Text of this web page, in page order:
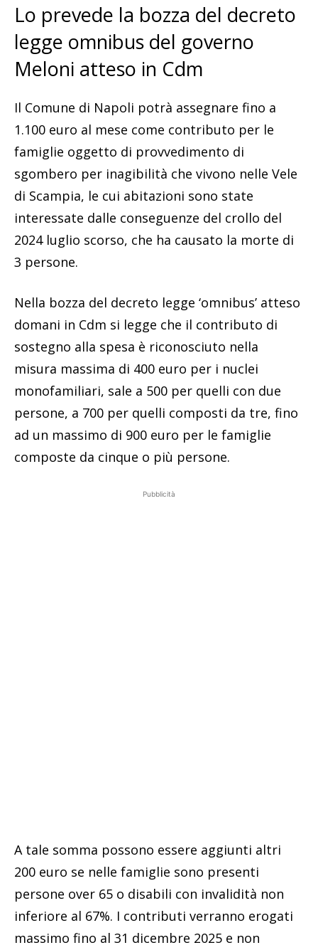
Lo prevede la bozza del decreto
legge omnibus del governo
Meloni atteso in Cdm
Il Comune di Napoli potrà assegnare fino a
1.100 euro al mese come contributo per le
famiglie oggetto di provvedimento di
sgombero per inagibilità che vivono nelle Vele
di Scampia, le cui abitazioni sono state
interessate dalle conseguenze del crollo del
2024 luglio scorso, che ha causato la morte di
3 persone.
Nella bozza del decreto legge ‘omnibus’ atteso
domani in Cdm si legge che il contributo di
sostegno alla spesa è riconosciuto nella
misura massima di 400 euro per i nuclei
monofamiliari, sale a 500 per quelli con due
persone, a 700 per quelli composti da tre, fino
ad un massimo di 900 euro per le famiglie
composte da cinque o più persone.
Pubblicità
A tale somma possono essere aggiunti altri
200 euro se nelle famiglie sono presenti
persone over 65 o disabili con invalidità non
inferiore al 67%. I contributi verranno erogati
massimo fino al 31 dicembre 2025 e non